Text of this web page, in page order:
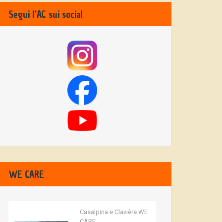
Segui l’AC sui social
WE CARE
Casalpina e Clavière WE